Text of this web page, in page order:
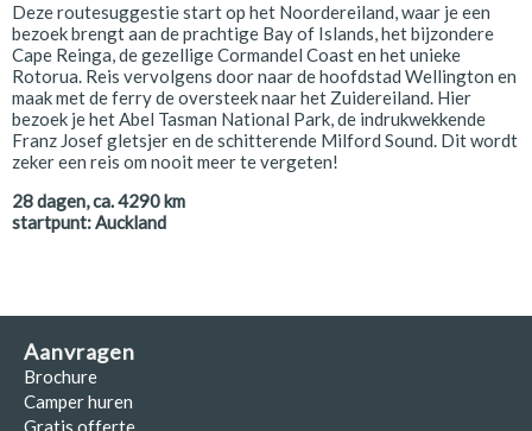
Deze routesuggestie start op het Noordereiland, waar je een
bezoek brengt aan de prachtige Bay of Islands, het bijzondere
Cape Reinga, de gezellige Cormandel Coast en het unieke
Rotorua. Reis vervolgens door naar de hoofdstad Wellington en
maak met de ferry de oversteek naar het Zuidereiland. Hier
bezoek je het Abel Tasman National Park, de indrukwekkende
Franz Josef gletsjer en de schitterende Milford Sound. Dit wordt
zeker een reis om nooit meer te vergeten!
28dagen, ca.4290km
startpunt:Auckland
Aanvragen
Brochure
Camper huren
Gratis offerte